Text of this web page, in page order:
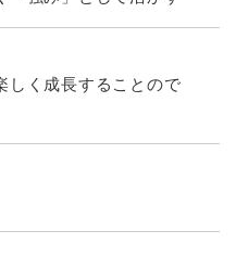
しく成長することので